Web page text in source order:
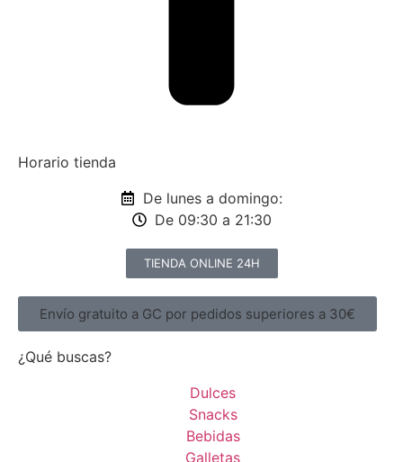
¿Qué buscas?
Dulces
Snacks
Bebidas
Galletas
Horario tienda
De lunes a domingo:
De 09:30 a 21:30
TIENDA ONLINE 24H
Envío gratuito a GC por pedidos superiores a 30€